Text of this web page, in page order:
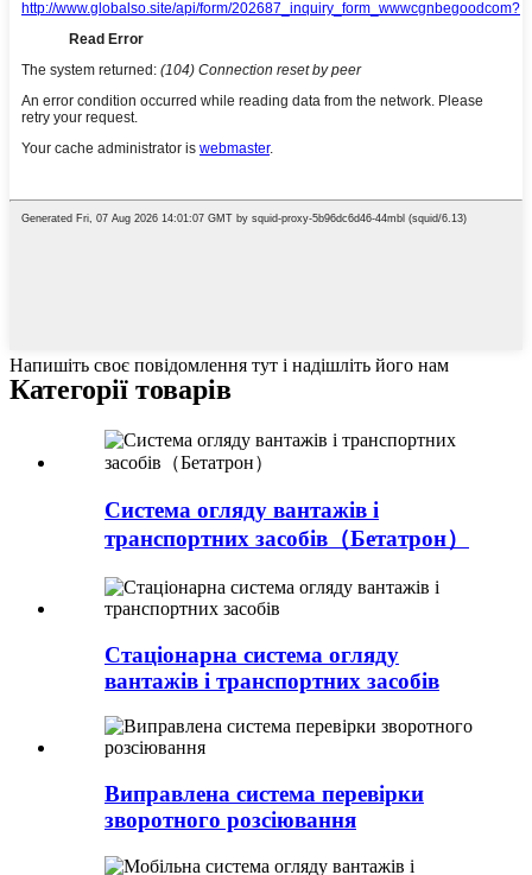
Напишіть своє повідомлення тут і надішліть його нам
Категорії товарів
Система огляду вантажів і
транспортних засобів（Бетатрон）
Стаціонарна система огляду
вантажів і транспортних засобів
Виправлена ​​система перевірки
зворотного розсіювання